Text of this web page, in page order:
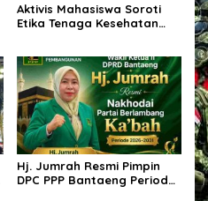
Aktivis Mahasiswa Soroti
Etika Tenaga Kesehatan
Pasien BPJS
Hj. Jumrah Resmi Pimpin
DPC PPP Bantaeng Periode